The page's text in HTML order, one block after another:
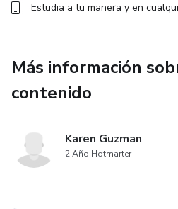
Estudia a tu manera y en
Más información
contenido
Karen Guzman
2 Año Hotmarter